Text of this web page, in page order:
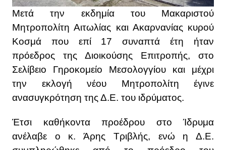
Μετά την εκδημία του Μακαριστού
Μητροπολίτη Αιτωλίας και Ακαρνανίας κυρού
Κοσμά που επί 17 συναπτά έτη ήταν
πρόεδρος της Διοικούσης Επιτροπής, στο
Σελίβειο Γηροκομείο Μεσολογγίου και μέχρι
την εκλογή νέου Μητροπολίτη έγινε
ανασυγκρότηση της Δ.Ε. του ιδρύματος.
Έτσι καθήκοντα προέδρου στο Ίδρυμα
ανέλαβε ο κ. Άρης Τριβλής, ενώ η Δ.Ε.